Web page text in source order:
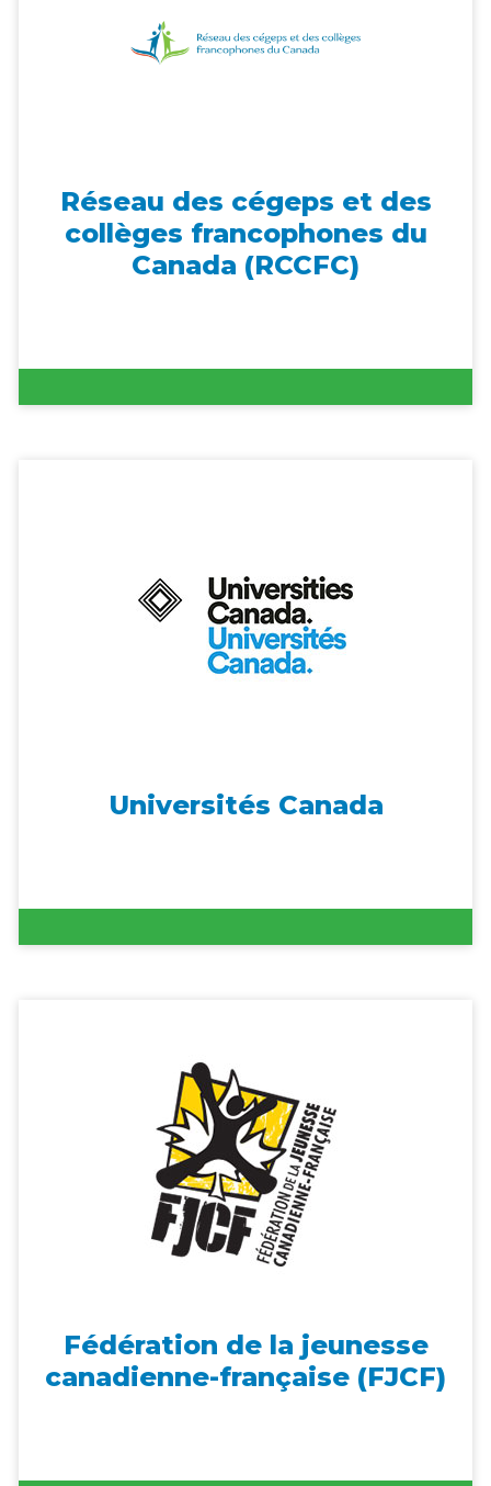
Réseau des cégeps et des
collèges francophones du
Canada (RCCFC)
Universités Canada
Fédération de la jeunesse
canadienne-française (FJCF)